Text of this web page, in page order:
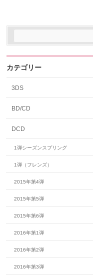
カテゴリー
3DS
BD/CD
DCD
1弾シーズンスプリング
1弾（フレンズ）
2015年第4弾
2015年第5弾
2015年第6弾
2016年第1弾
2016年第2弾
2016年第3弾